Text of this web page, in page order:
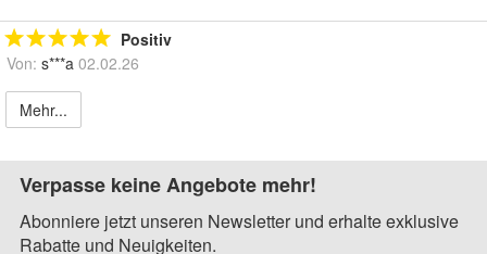
Positiv
Von: s***a 02.02.26
Mehr...
Verpasse keine Angebote mehr!
Abonniere jetzt unseren Newsletter und erhalte exklusive
Rabatte und Neuigkeiten.